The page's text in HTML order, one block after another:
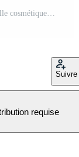
beauté Cas Icônes ensemble dessin animé . femelle cosmétique produit dans maquillage sac Vecteur Pro
Suivre
requise